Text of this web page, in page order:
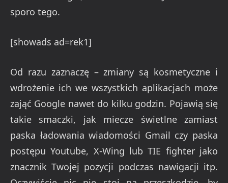
sporo tego.
[showads ad=rek1]
Od razu zaznaczę – zmiany są kosmetyczne i
wdrożenie ich we wszystkich aplikacjach może
zająć Google nawet do kilku godzin. Pojawią się
takie smaczki, jak miecze świetlne zamiast
paska ładowania wiadomości Gmail czy paska
postępu Youtube, X-Wing lub TIE fighter jako
znacznik Twojej pozycji podczas nawigacji itp.